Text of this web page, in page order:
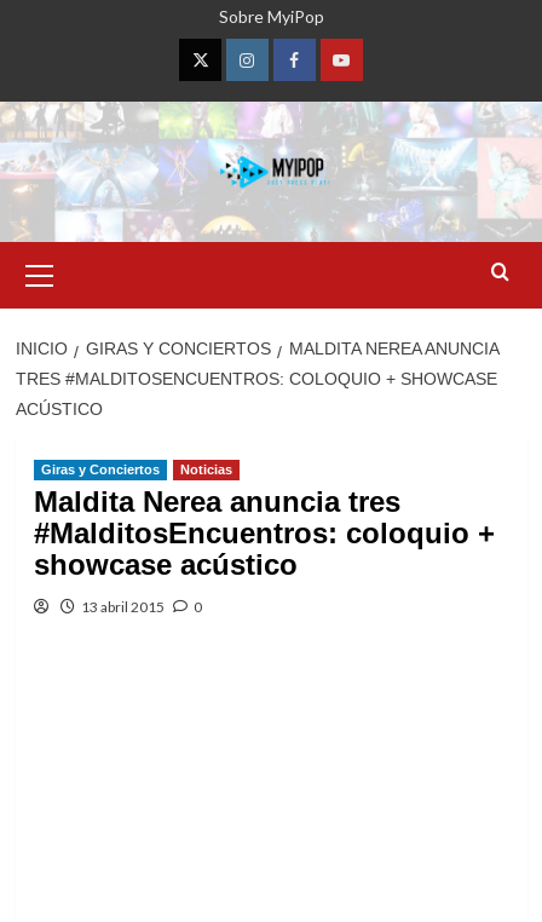
Sobre MyiPop
TwitterInstagramFacebookYouTube
primario
INICIO GIRAS Y CONCIERTOS
MALDITA NEREA ANUNCIA
TRES #MALDITOSENCUENTROS: COLOQUIO + SHOWCASE
ACÚSTICO
Giras y Conciertos Noticias
Maldita Nerea anuncia tres
#MalditosEncuentros: coloquio +
showcase acústico
13 abril 2015 0